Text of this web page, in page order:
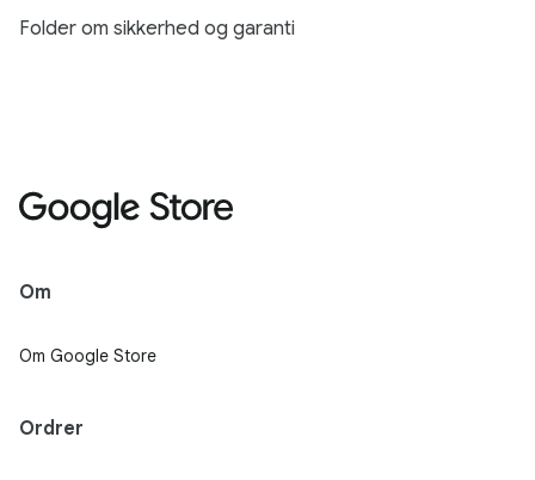
Folder om sikkerhed og garanti
Om
Om Google Store
Ordrer